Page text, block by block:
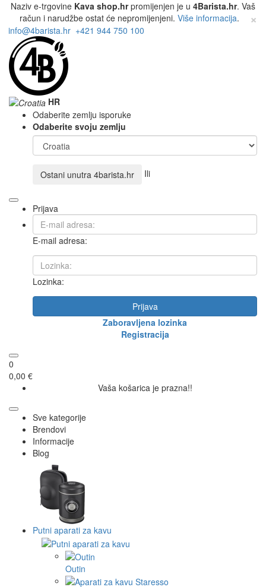
Naziv e-trgovine Kava shop.hrpromijenjen je u 4Barista.hr. Vaš
račun i narudžbe ostat će nepromijenjeni. Više informacija. ×
info@4barista.hr +421 944 750 100
HR
Odaberite zemlju isporuke
Odaberite svoju zemlju
Ostani unutra 4barista.hr Ili
Prijava
E-mail adresa:
Lozinka:
Prijava
Zaboravljena lozinka
Registracija
0
0,00 €
Vaša košarica je prazna!!
Sve kategorije
Brendovi
Informacije
Blog
Putni aparati za kavu
Outin